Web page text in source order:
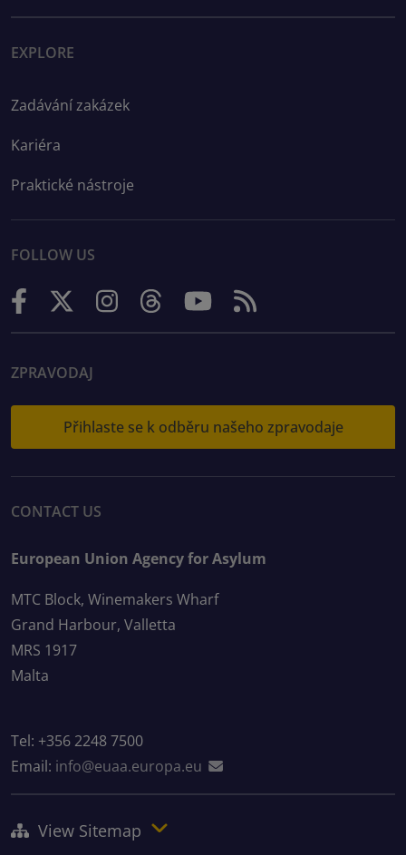
EXPLORE
Zadávání zakázek
Kariéra
Praktické nástroje
FOLLOW US
ZPRAVODAJ
Přihlaste se k odběru našeho zpravodaje
CONTACT US
European Union Agency for Asylum
MTC Block, Winemakers Wharf
Grand Harbour, Valletta
MRS 1917
Malta
Tel: +356 2248 7500
Email: info@euaa.europa.eu
View Sitemap